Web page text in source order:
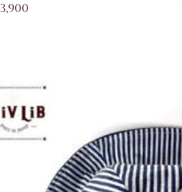
3,900